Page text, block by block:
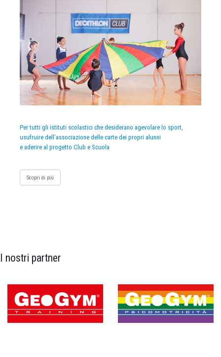
Per tutti gli istituti scolastici che desiderano agevolare lo sport,
usufruire dell’associazione delle carte dei propri alunni
e aderire al progetto Club e Scuola
Scopri di più
I nostri partner